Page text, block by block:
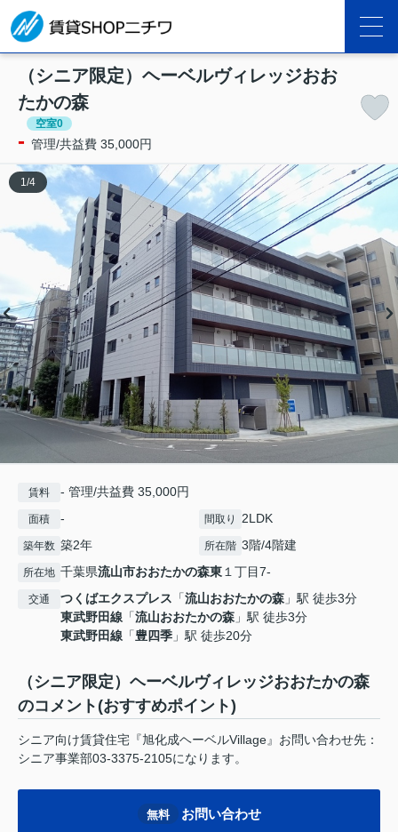
（シニア限定）ヘーベルヴィレッジおお
たかの森
空室0
- 管理/共益費 35,000円
1 /4
賃料 - 管理/共益費 35,000円
面積 - 間取り 2LDK
築年数 築2年 所在階 3階/4階建
所在地 千葉県流山市おおたかの森東 １丁目7-
交通 つくばエクスプレス 「流山おおたかの森 」駅 徒歩3分
東武野田線 「流山おおたかの森 」駅 徒歩3分
東武野田線 「豊四季 」駅 徒歩20分
（シニア限定）ヘーベルヴィレッジおおたかの森
のコメント(おすすめポイント)
シニア向け賃貸住宅『旭化成ヘーベルVillage』お問い合わせ先：
シニア事業部03-3375-2105になります。
無料 お問い合わせ